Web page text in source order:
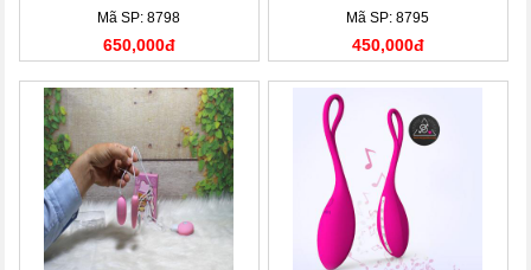
Mã SP: 8798
650,000đ
Mã SP: 8795
450,000đ